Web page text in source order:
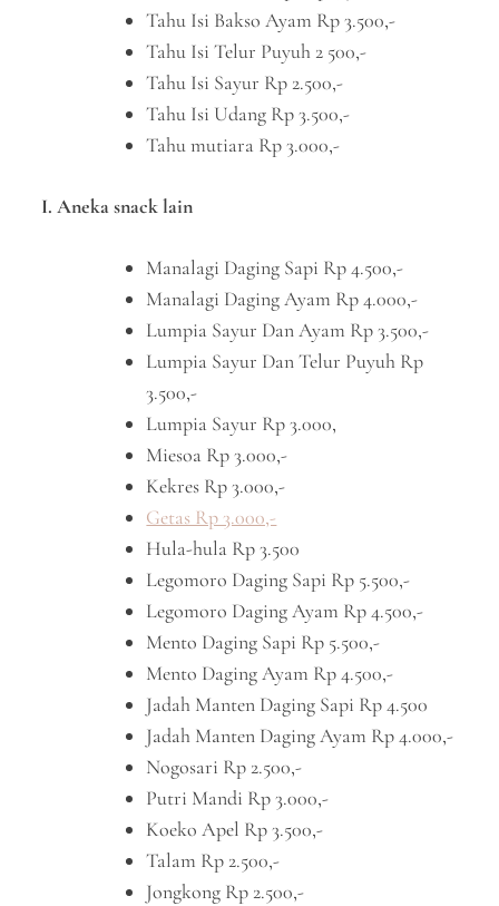
Tahu Isi Bakso Ayam Rp 3.500,-
Tahu Isi Telur Puyuh 2 500,-
Tahu Isi Sayur Rp 2.500,-
Tahu Isi Udang Rp 3.500,-
Tahu mutiara Rp 3.000,-
I. Aneka snack lain
Manalagi Daging Sapi Rp 4.500,-
Manalagi Daging Ayam Rp 4.000,-
Lumpia Sayur Dan Ayam Rp 3.500,-
Lumpia Sayur Dan Telur Puyuh Rp
3.500,-
Lumpia Sayur Rp 3.000,
Miesoa Rp 3.000,-
Kekres Rp 3.000,-
Getas Rp 3.000,-
Hula-hula Rp 3.500
Legomoro Daging Sapi Rp 5.500,-
Legomoro Daging Ayam Rp 4.500,-
Mento Daging Sapi Rp 5.500,-
Mento Daging Ayam Rp 4.500,-
Jadah Manten Daging Sapi Rp 4.500
Jadah Manten Daging Ayam Rp 4.000,-
Nogosari Rp 2.500,-
Putri Mandi Rp 3.000,-
Koeko Apel Rp 3.500,-
Talam Rp 2.500,-
Jongkong Rp 2.500,-